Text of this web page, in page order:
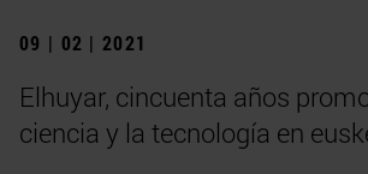
09 | 02 | 2021
Elhuyar, cincuenta años
ciencia y la tecnología en